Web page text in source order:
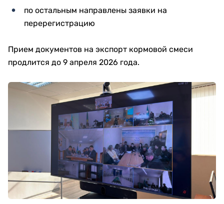
по остальным направлены заявки на
перерегистрацию
Прием документов на экспорт кормовой смеси
продлится до 9 апреля 2026 года.